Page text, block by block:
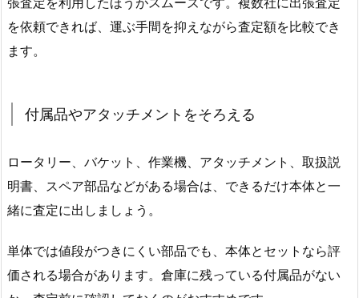
を依頼できれば、運ぶ手間を抑えながら査定額を比較でき
ます。
付属品やアタッチメントをそろえる
ロータリー、バケット、作業機、アタッチメント、取扱説
明書、スペア部品などがある場合は、できるだけ本体と一
緒に査定に出しましょう。
単体では値段がつきにくい部品でも、本体とセットなら評
価される場合があります。倉庫に残っている付属品がない